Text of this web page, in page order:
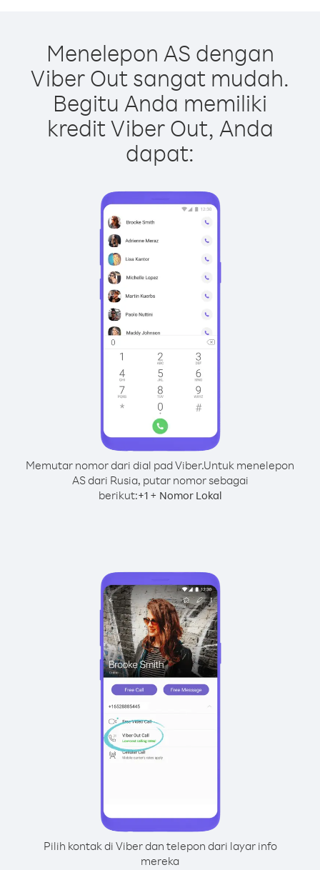
Menelepon AS dengan
Viber Out sangat mudah.
Begitu Anda memiliki
kredit Viber Out, Anda
dapat:
Memutar nomor dari dial pad Viber.Untuk menelepon
AS dari Rusia, putar nomor sebagai
berikut:+1+ Nomor Lokal
Pilih kontak di Viber dan telepon dari layar info
mereka